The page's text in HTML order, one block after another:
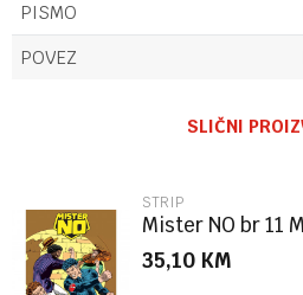
PISMO
POVEZ
Poruka
SLIČNI
STRIP
Mister NO br 11
35,10 KM